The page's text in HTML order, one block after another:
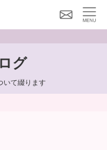
グ
いて綴ります